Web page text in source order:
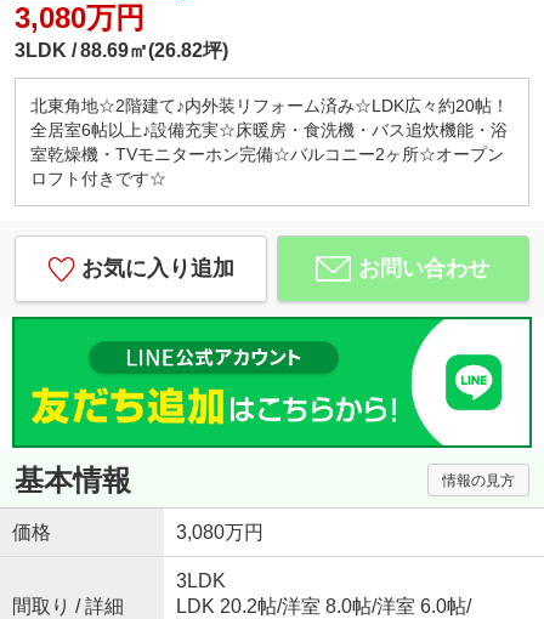
3,080万円
3LDK 88.69㎡(26.82坪)
北東角地☆2階建て♪内外装リフォーム済み☆LDK広々約20帖！
全居室6帖以上♪設備充実☆床暖房・食洗機・バス追炊機能・浴
室乾燥機・TVモニターホン完備☆バルコニー2ヶ所☆オープン
ロフト付きです☆
お気に入り追加 お問い合わせ
基本情報 情報の見方
価格 3,080万円
間取り / 詳細
3LDK
LDK 20.2帖/洋室 8.0帖/洋室 6.0帖/